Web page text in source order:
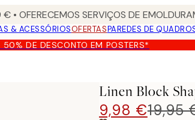
• OFERECEMOS SERVIÇOS DE
& ACESSÓRIOSOFERTASPAREDES DE
DE DESCONTO EM POSTERS*
Linen Block
9,98 €19,95